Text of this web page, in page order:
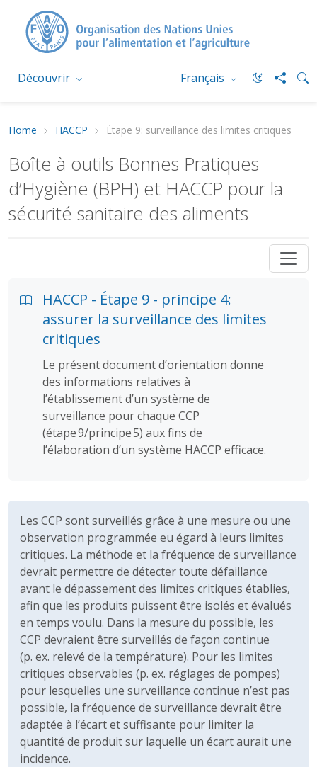
Découvrir Français
Home HACCP Étape 9: surveillance des limites critiques
Boîte à outils Bonnes Pratiques
d’Hygiène (BPH) et HACCP pour la
sécurité sanitaire des aliments
HACCP - Étape 9 - principe 4:
assurer la surveillance des limites
critiques
Le présent document d’orientation donne
des informations relatives à
l’établissement d’un système de
surveillance pour chaque CCP
(étape 9/principe 5) aux fins de
l’élaboration d’un système HACCP efficace.
Les CCP sont surveillés grâce à une mesure ou une
observation programmée eu égard à leurs limites
critiques. La méthode et la fréquence de surveillance
devrait permettre de détecter toute défaillance
avant le dépassement des limites critiques établies,
afin que les produits puissent être isolés et évalués
en temps voulu. Dans la mesure du possible, les
CCP devraient être surveillés de façon continue
(p. ex. relevé de la température). Pour les limites
critiques observables (p. ex. réglages de pompes)
pour lesquelles une surveillance continue n’est pas
possible, la fréquence de surveillance devrait être
adaptée à l’écart et suffisante pour limiter la
quantité de produit sur laquelle un écart aurait une
incidence.